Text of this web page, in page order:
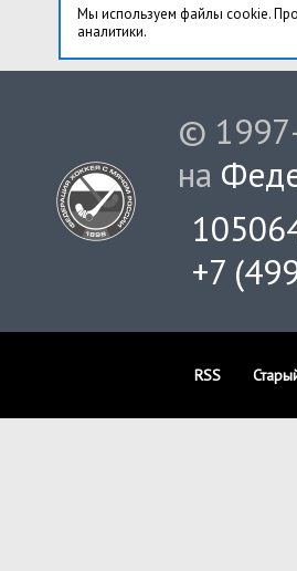
Мы используем файлы cookie.
аналитики.
©
на
+7
RSS